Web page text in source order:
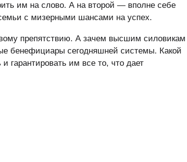
им на слово. А на второй — вполне себе
с мизерными шансами на успех.
препятствию. А зачем высшим силовикам
бенефициары сегодняшней системы. Какой
гарантировать им все то, что дает